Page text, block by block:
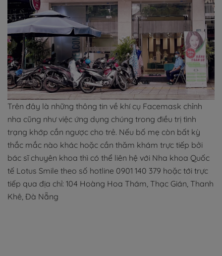
Trên đây là những thông tin về khí cụ Facemask chỉnh
nha cũng như việc ứng dụng chúng trong điều trị tình
trạng khớp cắn ngược cho trẻ. Nếu bố mẹ còn bất kỳ
thắc mắc nào khác hoặc cần thăm khám trực tiếp bởi
bác sĩ chuyên khoa thì có thể liên hệ với Nha khoa Quốc
tế Lotus Smile theo số hotline 0901 140 379 hoặc tới trực
tiếp qua địa chỉ: 104 Hoàng Hoa Thám, Thạc Gián, Thanh
Khê, Đà Nẵng